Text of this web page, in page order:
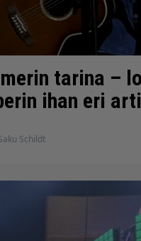
tarina –
ihan eri
Schildt